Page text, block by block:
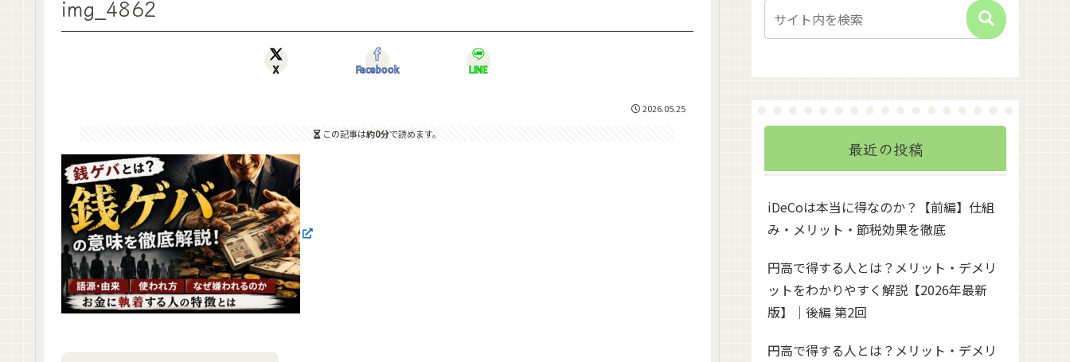
img_4862
X Facebook LINE
2026.05.25
この記事は約0分で読めます。
最近の投稿
iDeCoは本当に得なのか？【前編】仕組
み・メリット・節税効果を徹底
円高で得する人とは？メリット・デメリ
ットをわかりやすく解説【2026年最新
版】｜後編 第2回
円高で得する人とは？メリット・デメリ